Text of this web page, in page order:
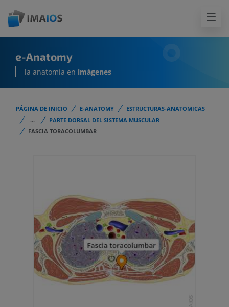
e-Anatomy
la anatomía en imágenes
PÁGINA DE INICIO E-ANATOMY
ESTRUCTURAS-ANATOMICAS
...
PARTE DORSAL DEL SISTEMA MUSCULAR
FASCIA TORACOLUMBAR